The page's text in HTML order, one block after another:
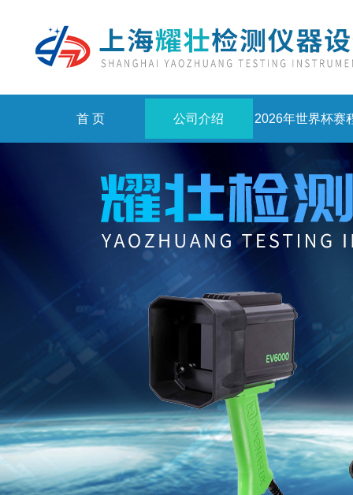
首 页 公司介绍 2026年世界杯赛